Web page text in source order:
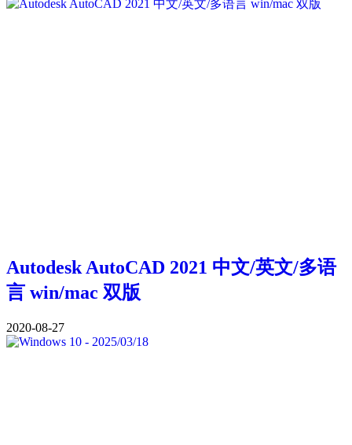
Autodesk AutoCAD 2021 中文/英文/多语
言 win/mac 双版
2020-08-27